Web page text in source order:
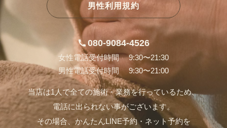
男性利用規約
080-9084-4526
女性電話受付時間 9:30〜21:30
男性電話受付時間 9:30〜21:00
当店は1人で全ての施術・業務を行っているため、
電話に出られない事がございます。
その場合、かんたんLINE予約・ネット予約を